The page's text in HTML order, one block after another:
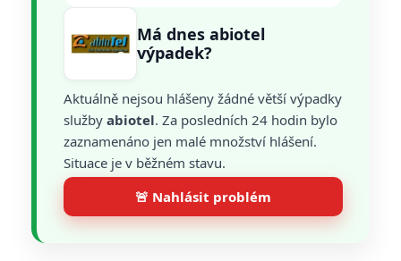
Má dnes abiotel
výpadek?
Aktuálně nejsou hlášeny žádné větší výpadky
služby abiotel. Za posledních 24 hodin bylo
zaznamenáno jen malé množství hlášení.
Situace je v běžném stavu.
🚨 Nahlásit problém